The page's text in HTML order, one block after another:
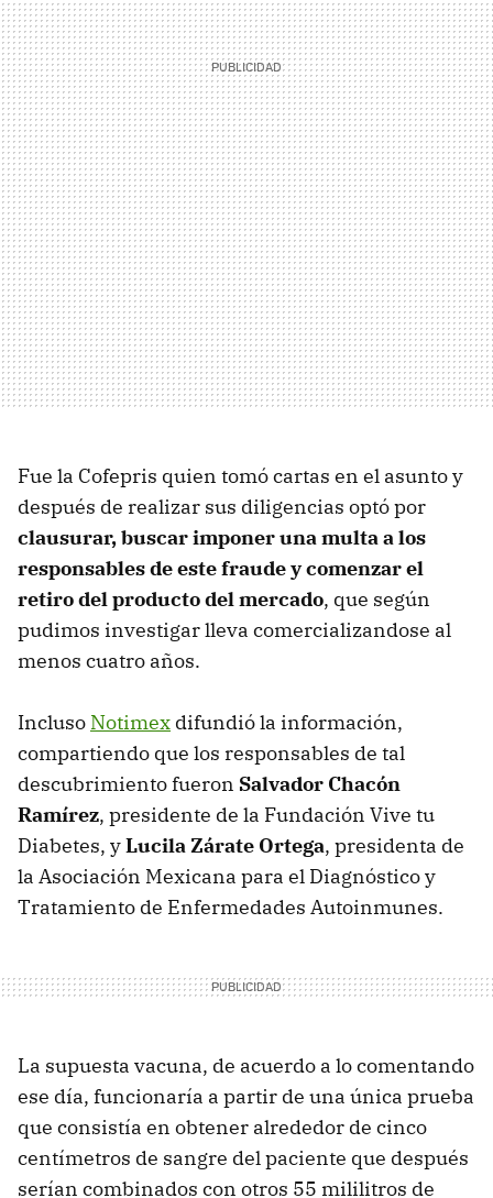
Fue la Cofepris quien tomó cartas en el asunto y
después de realizar sus diligencias optó por
clausurar, buscar imponer una multa a los
responsables de este fraude y comenzar el
retiro del producto del mercado, que según
pudimos investigar lleva comercializandose al
menos cuatro años.
Incluso Notimex difundió la información,
compartiendo que los responsables de tal
descubrimiento fueron Salvador Chacón
Ramírez, presidente de la Fundación Vive tu
Diabetes, yLucila Zárate Ortega, presidenta de
la Asociación Mexicana para el Diagnóstico y
Tratamiento de Enfermedades Autoinmunes.
La supuesta vacuna, de acuerdo a lo comentando
ese día, funcionaría a partir de una única prueba
que consistía en obtener alrededor de cinco
centímetros de sangre del paciente que después
serían combinados con otros 55 mililitros de